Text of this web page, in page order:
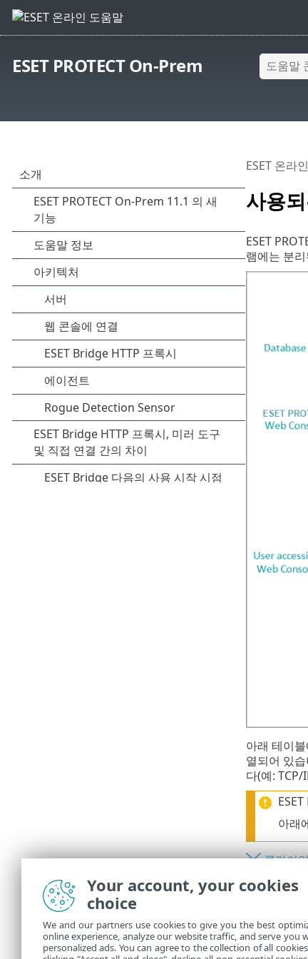
ESET PROTECT On-Prem
사용
ESET 온라
ESET
램에는 분
아래 테이
열되어 있
다(예:
아래
클라이
ESET
ESET
Rogue
Your account, your cookies
choice
We and our partners use cookies to give you the best
online experience, analyze our website traffic, and serve you
personalized ads. You can agree to the collection of all